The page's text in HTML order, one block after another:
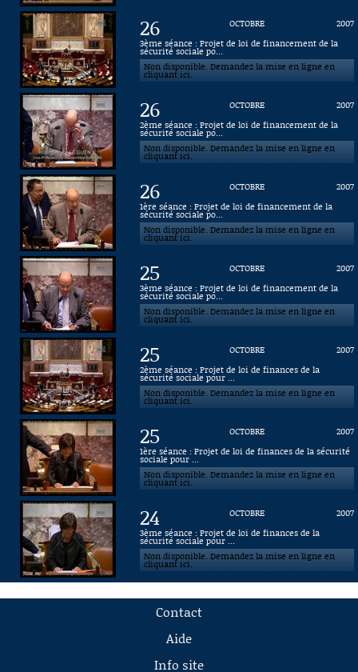
Autres
26 OCTOBRE
2007
3ème séance : Projet de loi de financement de la
sécurité sociale po...
Non disponible. Demandez la mise en ligne en
cliquant ici.
26 OCTOBRE
2007
2ème séance : Projet de loi de financement de la
sécurité sociale po...
Non disponible. Demandez la mise en ligne en
cliquant ici.
26 OCTOBRE
2007
1ère séance : Projet de loi de financement de la
sécurité sociale po...
Non disponible. Demandez la mise en ligne en
cliquant ici.
25 OCTOBRE
2007
3ème séance : Projet de loi de financement de la
sécurité sociale po...
Non disponible. Demandez la mise en ligne en
cliquant ici.
25 OCTOBRE
2007
2ème séance : Projet de loi de finances de la
sécurité sociale pour ...
Non disponible. Demandez la mise en ligne en
cliquant ici.
25 OCTOBRE
2007
1ère séance : Projet de loi de finances de la sécurité
sociale pour ...
Non disponible. Demandez la mise en ligne en
cliquant ici.
24 OCTOBRE
2007
3ème séance : Projet de loi de finances de la
sécurité sociale pour ...
Non disponible. Demandez la mise en ligne en
cliquant ici.
Contact
Aide
Info site